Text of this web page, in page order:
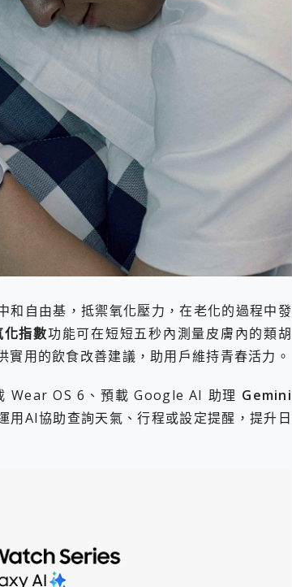
和自由基，抵禦氧化壓力，在老化的過程中發
化指數功能可在短短五秒內測量皮膚內的類胡
用的飲食改善建議，助用戶維持青春活力。
Wear OS 6、預載 Google AI 助理 Gemini
用AI協助查詢天氣、行程或設定提醒，提升日